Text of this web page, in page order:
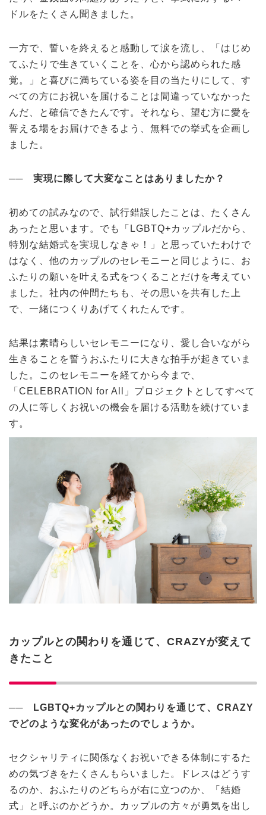
ドルをたくさん聞きました。
一方で、誓いを終えると感動して涙を流し、「はじめ
てふたりで生きていくことを、心から認められた感
覚。」と喜びに満ちている姿を目の当たりにして、す
べての方にお祝いを届けることは間違っていなかった
んだ、と確信できたんです。それなら、望む方に愛を
誓える場をお届けできるよう、無料での挙式を企画し
ました。
── 実現に際して大変なことはありましたか？
初めての試みなので、試行錯誤したことは、たくさん
あったと思います。でも「LGBTQ+カップルだから、
特別な結婚式を実現しなきゃ！」と思っていたわけで
はなく、他のカップルのセレモニーと同じように、お
ふたりの願いを叶える式をつくることだけを考えてい
ました。社内の仲間たちも、その思いを共有した上
で、一緒につくりあげてくれたんです。
結果は素晴らしいセレモニーになり、愛し合いながら
生きることを誓うおふたりに大きな拍手が起きていま
した。このセレモニーを経てから今まで、
「CELEBRATION for All」プロジェクトとしてすべて
の人に等しくお祝いの機会を届ける活動を続けていま
す。
カップルとの関わりを通じて、 CRAZYが変えて
きたこと
── LGBTQ+カップルとの関わりを通じて、CRAZY
でどのような変化があったのでしょうか。
セクシャリティに関係なくお祝いできる体制にするた
めの気づきをたくさんもらいました。ドレスはどうす
るのか、おふたりのどちらが右に立つのか、「結婚
式」と呼ぶのかどうか。カップルの方々が勇気を出し